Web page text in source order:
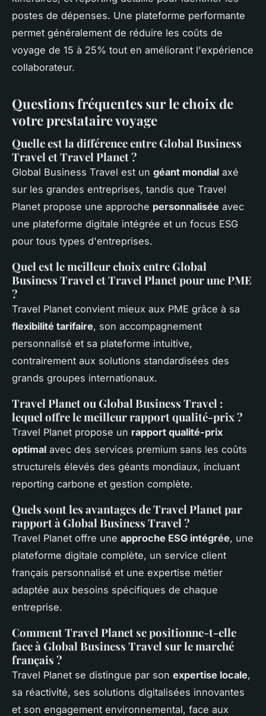
postes de dépenses. Une plateforme performante
permet généralement de réduire les coûts de
voyage de 15 à 25% tout en améliorant l'expérience
collaborateur.
Questions fréquentes sur le choix de
votre prestataire voyage
Quelle est la différence entre Global Business
Travel et Travel Planet ?
Global Business Travel est un géant mondial axé
sur les grandes entreprises, tandis que Travel
Planet propose une approche personnalisée avec
une plateforme digitale intégrée et un focus ESG
pour tous types d'entreprises.
Quel est le meilleur choix entre Global
Business Travel et Travel Planet pour une PME
?
Travel Planet convient mieux aux PME grâce à sa
flexibilité tarifaire, son accompagnement
personnalisé et sa plateforme intuitive,
contrairement aux solutions standardisées des
grands groupes internationaux.
Travel Planet ou Global Business Travel :
lequel offre le meilleur rapport qualité-prix ?
Travel Planet propose un rapport qualité-prix
optimal avec des services premium sans les coûts
structurels élevés des géants mondiaux, incluant
reporting carbone et gestion complète.
Quels sont les avantages de Travel Planet par
rapport à Global Business Travel ?
Travel Planet offre une approche ESG intégrée, une
plateforme digitale complète, un service client
français personnalisé et une expertise métier
adaptée aux besoins spécifiques de chaque
entreprise.
Comment Travel Planet se positionne-t-elle
face à Global Business Travel sur le marché
français ?
Travel Planet se distingue par son expertise locale,
sa réactivité, ses solutions digitalisées innovantes
et son engagement environnemental, face aux